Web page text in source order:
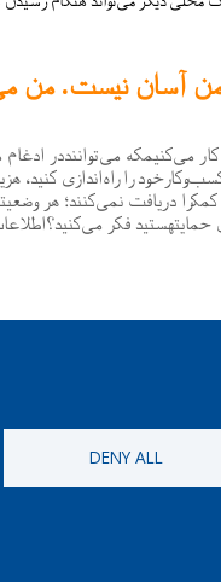
آسان نیست. من
کار میکنیمکه میتواننددر ادغام
وکارخود را راهاندازی کنید،
کمکرا دریافت نمیکنند؛ هر
حمایتهستید فکر می
DENY ALL